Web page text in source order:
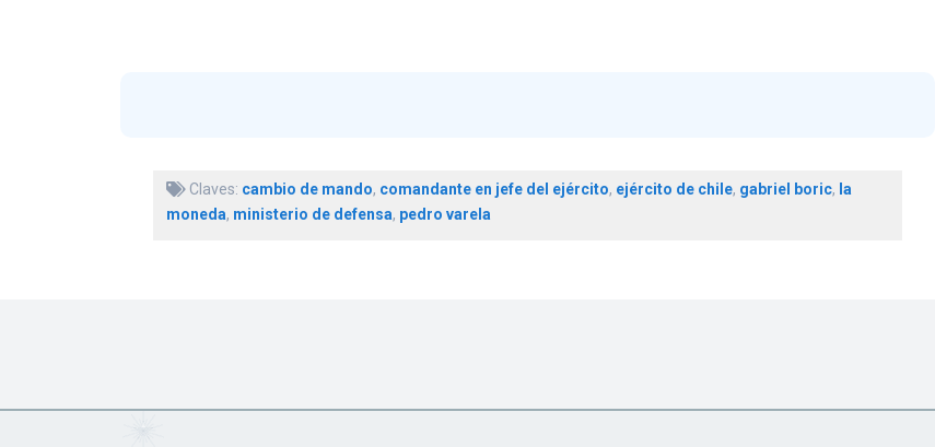
Claves: cambio de mando, comandante en jefe del ejército, ejército de chile, gabriel boric, la
moneda, ministerio de defensa, pedro varela